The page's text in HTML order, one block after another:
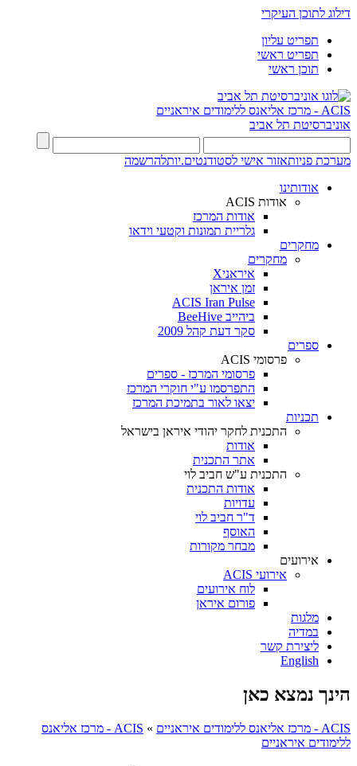
דילוג לתוכן העיקרי
תפריט עליון
תפריט ראשי
תוכן ראשי
ACIS - מרכז אליאנס ללימודים איראניים
אוניברסיטת תל אביב
מערכת פניותאזור אישי לסטודנטים.יותלהרשמה
אודותינו
אודות ACIS
אודות המרכז
גלריית תמונות וקטעי וידאו
מחקרים
מחקרים
איראניX
זמן איראן
ACIS Iran Pulse
ביהייב BeeHive
סקר דעת קהל 2009
ספרים
פרסומי ACIS
פרסומי המרכז - ספרים
התפרסמו ע"י חוקרי המרכז
יצאו לאור בתמיכת המרכז
תכניות
התכנית לחקר יהודי איראן בישראל
אודות
אתר התכנית
התכנית ע"ש חביב לוי
אודות התכנית
עדויות
ד"ר חביב לוי
האוסף
מבחר מקורות
אירועים
אירועי ACIS
לוח אירועים
פורום איראן
מלגות
במדיה
ליצירת קשר
English
הינך נמצא כאן
ACIS - מרכז אליאנס ללימודים איראניים »
ACIS - מרכז אליאנס
ללימודים איראניים